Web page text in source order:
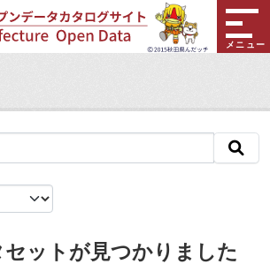
メニュー
ットが見つかりました